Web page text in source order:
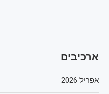
ארכיבים
אפריל 2026